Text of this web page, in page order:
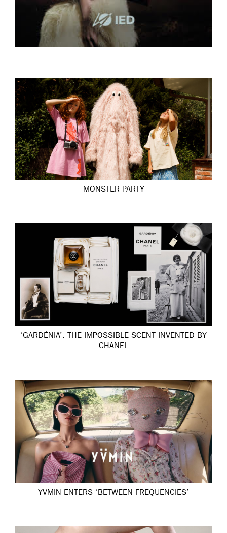
MONSTER PARTY
‘GARDÉNIA’: THE IMPOSSIBLE SCENT INVENTED BY
CHANEL
YVMIN ENTERS ‘BETWEEN FREQUENCIES’